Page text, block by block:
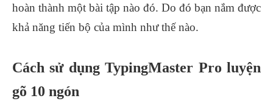
hoàn thành một bài tập nào đó. Do đó bạn nắm được
khả năng tiến bộ của mình như thế nào.
Cách sử dụng TypingMaster Pro luyện
gõ 10 ngón